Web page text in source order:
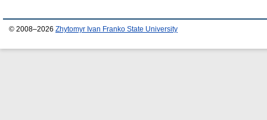
© 2008–2026 Zhytomyr Ivan Franko State University